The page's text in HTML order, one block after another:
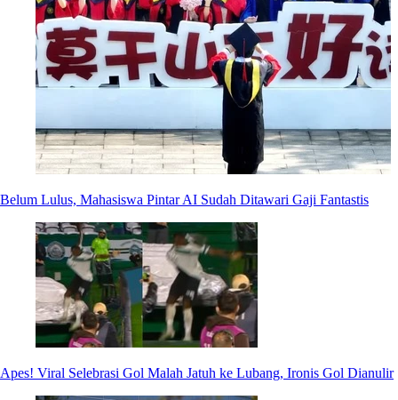
Belum Lulus, Mahasiswa Pintar AI Sudah Ditawari Gaji Fantastis
Apes! Viral Selebrasi Gol Malah Jatuh ke Lubang, Ironis Gol Dianulir